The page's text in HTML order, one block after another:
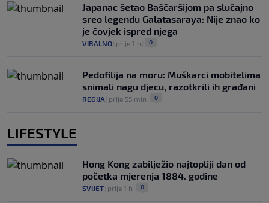
Japanac šetao Baščaršijom pa slučajno
sreo legendu Galatasaraya: Nije znao ko
je čovjek ispred njega
VIRALNO prije 1 h 0
Pedofilija na moru: Muškarci mobitelima
snimali nagu djecu, razotkrili ih građani
REGIJA prije 55 min 0
LIFESTYLE
Hong Kong zabilježio najtopliji dan od
početka mjerenja 1884. godine
SVIJET prije 1 h 0